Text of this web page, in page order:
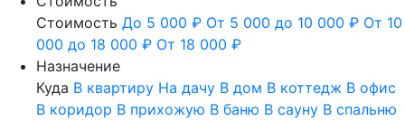
Стоимость До 5 000 ₽ От 5 000 до 10 000 ₽ От 10
000 до 18 000 ₽ От 18 000 ₽
Назначение
Куда В квартиру На дачу В дом В коттедж В офис
В коридор В прихожую В баню В сауну В спальню